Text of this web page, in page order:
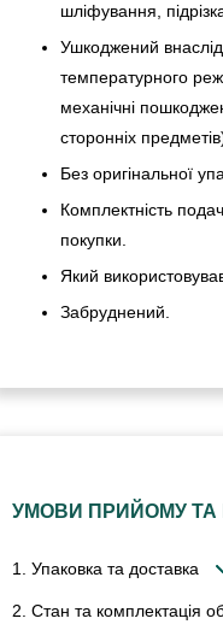
шліфування,
Ушкоджений
температурного
механічні
сторонніх
Без оригінальної
Комплектність
покупки.
Який
Забруднений.
УМОВИ ПРИЙОМУ ТА
1. Упаковка та доставка
2. Стан та комплектація